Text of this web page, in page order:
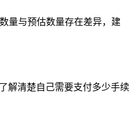
量与预估数量存在差异，建
解清楚自己需要支付多少手续